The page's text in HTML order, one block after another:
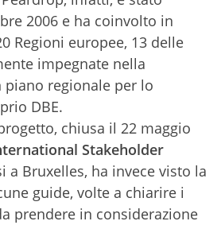
2006 e ha coinvolto in
Regioni europee, 13 delle
impegnate nella
piano regionale per lo
DBE.
chiusa il 22 maggio
Stakeholder
a Bruxelles, ha invece visto la
guide, volte a chiarire i
prendere in considerazione